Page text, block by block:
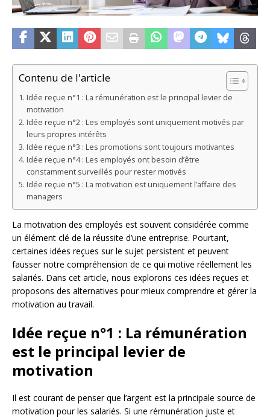
Contenu de l'article
Idée reçue n°1 : La rémunération est le principal levier de
motivation
Idée reçue n°2 : Les employés sont uniquement motivés par
leurs propres intérêts
Idée reçue n°3 : Les promotions sont toujours motivantes
Idée reçue n°4 : Les employés ont besoin d’être
constamment surveillés pour rester motivés
Idée reçue n°5 : La motivation est uniquement l’affaire des
managers
La motivation des employés est souvent considérée comme
un élément clé de la réussite d’une entreprise. Pourtant,
certaines idées reçues sur le sujet persistent et peuvent
fausser notre compréhension de ce qui motive réellement les
salariés. Dans cet article, nous explorons ces idées reçues et
proposons des alternatives pour mieux comprendre et gérer la
motivation au travail.
Idée reçue n°1 : La rémunération
est le principal levier de
motivation
Il est courant de penser que l’argent est la principale source de
motivation pour les salariés. Si une rémunération juste et